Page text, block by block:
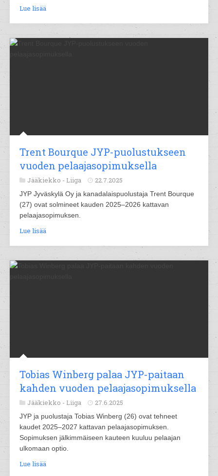
Lue lisää
Trent Bourque JYP-puolustukseen
vuoden pelaajasopimuksella
Jääkiekko - Liiga 22.7.2025
JYP Jyväskylä Oy ja kanadalaispuolustaja Trent Bourque
(27) ovat solmineet kauden 2025–2026 kattavan
pelaajasopimuksen.
Lue lisää
Tobias Winberg palaa JYP-paitaan
kahden vuoden pelaajasopimuksella
Jääkiekko - Liiga 27.6.2025
JYP ja puolustaja Tobias Winberg (26) ovat tehneet
kaudet 2025–2027 kattavan pelaajasopimuksen.
Sopimuksen jälkimmäiseen kauteen kuuluu pelaajan
ulkomaan optio.
Lue lisää